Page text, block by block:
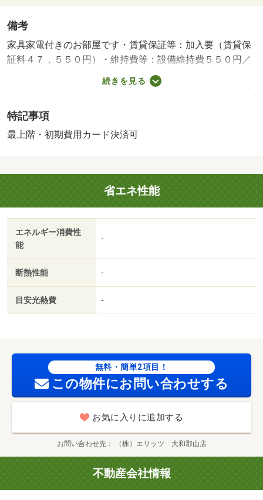
備考
家具家電付きのお部屋です・賃貸保証等：加入要（賃貸保
証料４７，５５０円）・維持費等：設備維持費５５０円／
月・近鉄橿原線の平端駅まで徒歩９分の物件です。来客時
にはＴＶドアホンで訪問者の顔を確認する事ができます。
ク置場：なし・駐輪場：有/鍵交換費用 16500円/ﾊｳｽｸﾘｰﾆﾝ
ｸﾞ 41800円
続きを見る
特記事項
最上階・初期費用カード決済可
省エネ性能
エネルギー消費性
能
-
断熱性能 -
目安光熱費 -
無料・簡単2項目！
この物件にお問い合わせする
お気に入りに追加する
お問い合わせ先 （株）エリッツ 大和郡山店
不動産会社情報